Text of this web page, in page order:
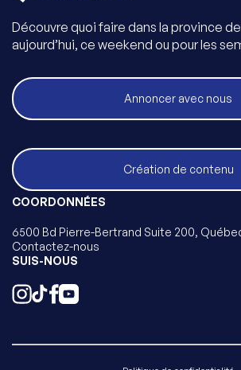
Découvre quoi faire dans la province
aujourd’hui, ce weekend ou pour les
Annoncer avec nous
Création de contenu
COORDONNÉES
6500 Bd Pierre-Bertrand Suite 200,
Contactez-nous
SUIS-NOUS